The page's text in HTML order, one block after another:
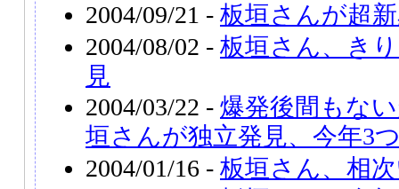
2004/09/21 - 板垣さんが超
2004/08/02 - 板垣さん、き
見
2004/03/22 - 爆発後間もな
垣さんが独立発見、今年3
2004/01/16 - 板垣さん、相